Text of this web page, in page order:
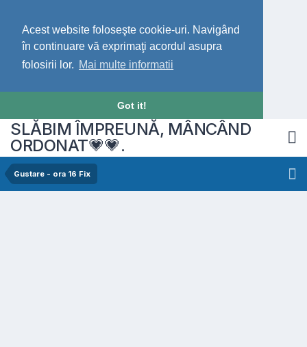
Acest website foloseşte cookie-uri. Navigând
în continuare vă exprimaţi acordul asupra
folosirii lor. Mai multe informatii
Got it!
SLĂBIM ÎMPREUNĂ, MÂNCÂND
ORDONAT💗💗.
Gustare - ora 16 Fix